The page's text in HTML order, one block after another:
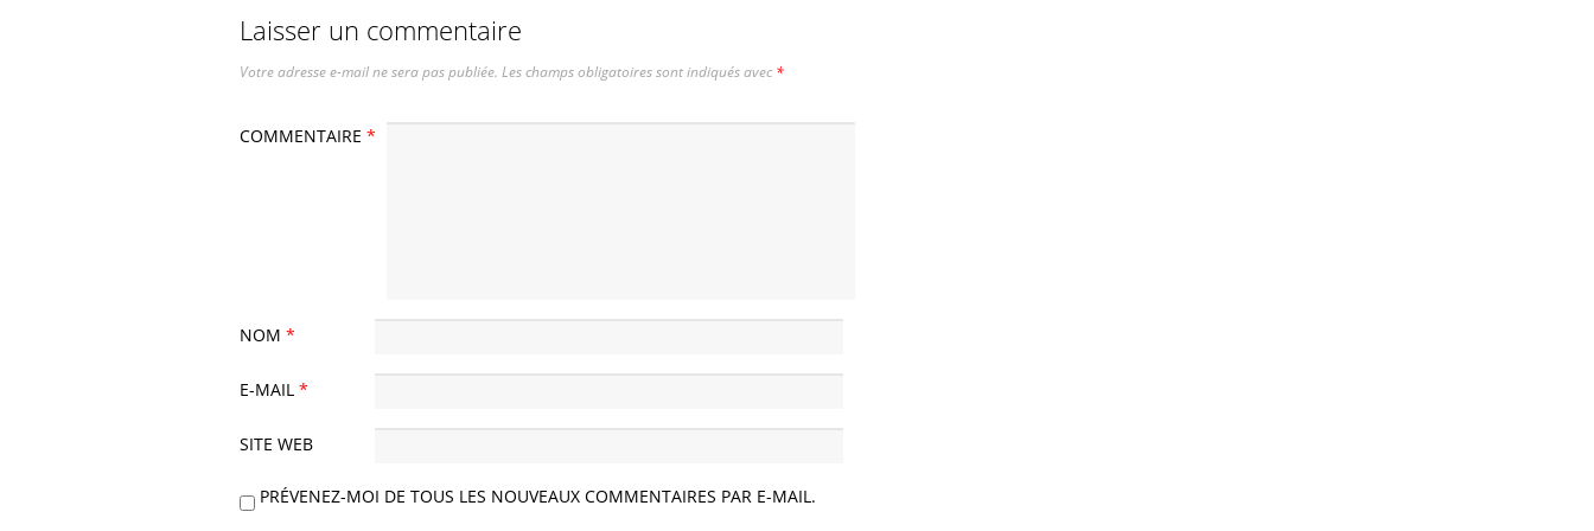
Laisser un commentaire
Votre adresse e-mail ne sera pas publiée. Les champs obligatoires sont indiqués avec*
COMMENTAIRE*
NOM*
E-MAIL*
SITE WEB
PRÉVENEZ-MOI DE TOUS LES NOUVEAUX COMMENTAIRES PAR E-MAIL.